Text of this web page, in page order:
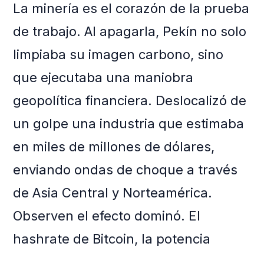
La minería es el corazón de la prueba
de trabajo. Al apagarla, Pekín no solo
limpiaba su imagen carbono, sino
que ejecutaba una maniobra
geopolítica financiera. Deslocalizó de
un golpe una industria que estimaba
en miles de millones de dólares,
enviando ondas de choque a través
de Asia Central y Norteamérica.
Observen el efecto dominó. El
hashrate de Bitcoin, la potencia